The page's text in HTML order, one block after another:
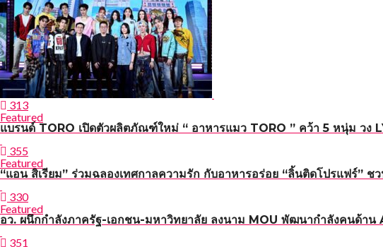
313
Featured
แบรนด์ TORO เปิดตัวผลิตภัณฑ์ใหม่ “ อาหารแมว TORO ” คว้า 5 หนุ่ม วง
355
Featured
“แอน สิเรียม” ร่วมฉลองเทศกาลความรัก กับอาหารอร่อย “ลิ้นติดโปรแฟร์”
330
Featured
อว. ผนึกกำลังภาครัฐ-เอกชน-มหาวิทยาลัย ลงนาม MOU พัฒนากำลังคนด้า
351